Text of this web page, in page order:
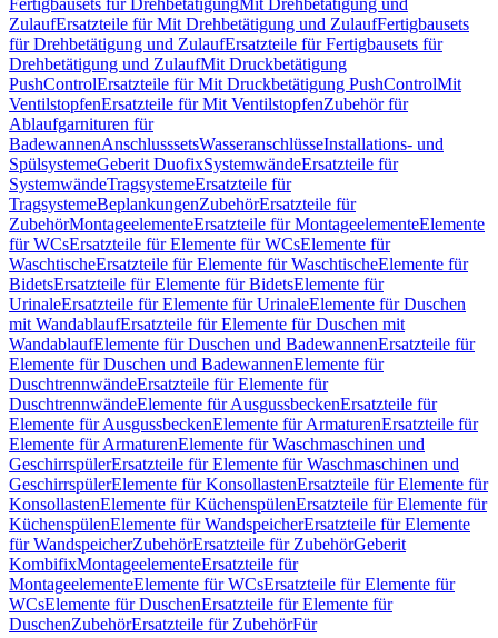
Fertigbausets für DrehbetätigungMit Drehbetätigung und
ZulaufErsatzteile für Mit Drehbetätigung und ZulaufFertigbausets
für Drehbetätigung und ZulaufErsatzteile für Fertigbausets für
Drehbetätigung und ZulaufMit Druckbetätigung
PushControlErsatzteile für Mit Druckbetätigung PushControlMit
VentilstopfenErsatzteile für Mit VentilstopfenZubehör für
Ablaufgarnituren für
BadewannenAnschlusssetsWasseranschlüsseInstallations- und
SpülsystemeGeberit DuofixSystemwändeErsatzteile für
SystemwändeTragsystemeErsatzteile für
TragsystemeBeplankungenZubehörErsatzteile für
ZubehörMontageelementeErsatzteile für MontageelementeElemente
für WCsErsatzteile für Elemente für WCsElemente für
WaschtischeErsatzteile für Elemente für WaschtischeElemente für
BidetsErsatzteile für Elemente für BidetsElemente für
UrinaleErsatzteile für Elemente für UrinaleElemente für Duschen
mit WandablaufErsatzteile für Elemente für Duschen mit
WandablaufElemente für Duschen und BadewannenErsatzteile für
Elemente für Duschen und BadewannenElemente für
DuschtrennwändeErsatzteile für Elemente für
DuschtrennwändeElemente für AusgussbeckenErsatzteile für
Elemente für AusgussbeckenElemente für ArmaturenErsatzteile für
Elemente für ArmaturenElemente für Waschmaschinen und
GeschirrspülerErsatzteile für Elemente für Waschmaschinen und
GeschirrspülerElemente für KonsollastenErsatzteile für Elemente für
KonsollastenElemente für KüchenspülenErsatzteile für Elemente für
KüchenspülenElemente für WandspeicherErsatzteile für Elemente
für WandspeicherZubehörErsatzteile für ZubehörGeberit
KombifixMontageelementeErsatzteile für
MontageelementeElemente für WCsErsatzteile für Elemente für
WCsElemente für DuschenErsatzteile für Elemente für
DuschenZubehörErsatzteile für ZubehörFür